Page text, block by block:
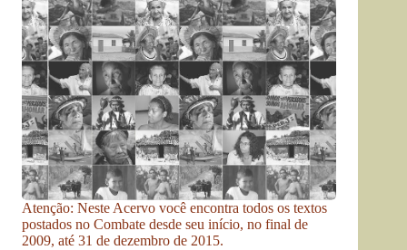
Atenção: Neste Acervo você encontra todos os textos
postados no Combate desde seu início, no final de
2009, até 31 de dezembro de 2015.